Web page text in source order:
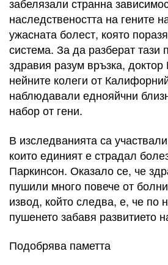
забелязали странна
наследствеността на гените
ужасната болест, която
система. За да разберат тази
здравия разум връзка,
нейните колеги от
наблюдавали еднояйчни
набор от гени.
В изследванията са
които единият е страдал
Паркинсон. Оказало се, че
пушили много повече от
извод, който следва, е, че по
пушенето забавя развитието
Подобрява паметта